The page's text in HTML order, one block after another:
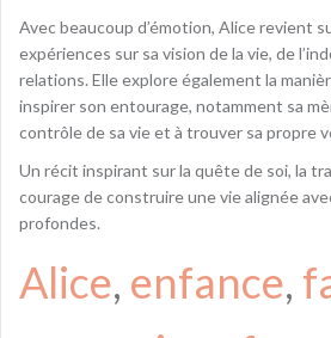
Avec beaucoup d’émotion, Alice revient
expériences sur sa vision de la vie, de
relations. Elle explore également la
inspirer son entourage, notamment sa
contrôle de sa vie et à trouver sa propre
Un récit inspirant sur la quête de soi, la
courage de construire une vie alignée
profondes.
Alice, enfance,